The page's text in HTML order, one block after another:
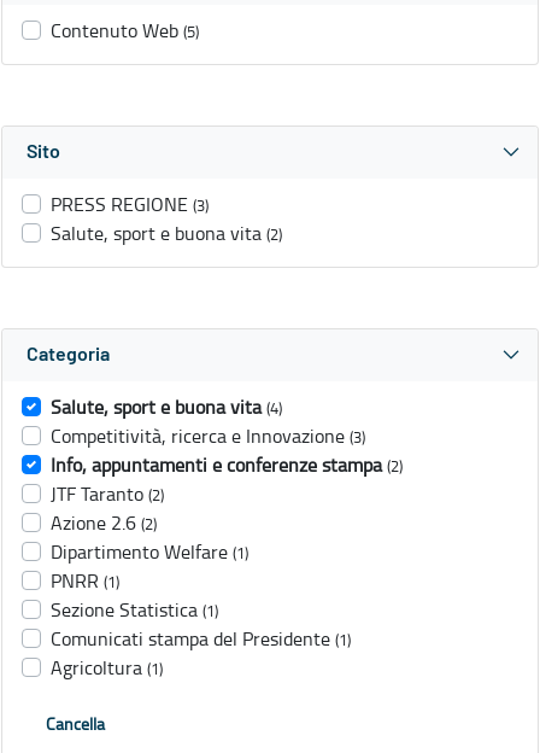
Contenuto Web (5)
Sito
PRESS REGIONE (3)
Salute, sport e buona vita (2)
Categoria
Salute, sport e buona vita (4)
Competitività, ricerca e Innovazione (3)
Info, appuntamenti e conferenze stampa (2)
JTF Taranto (2)
Azione 2.6 (2)
Dipartimento Welfare (1)
PNRR (1)
Sezione Statistica (1)
Comunicati stampa del Presidente (1)
Agricoltura (1)
Cancella